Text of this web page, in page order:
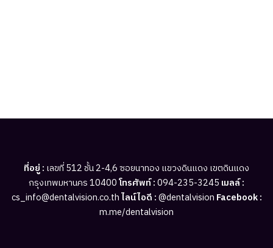
ที่อยู่ : เลขที่ 512 ชั้น 2-4,6 ซอยนาทอง แขวงดินแดง เขตดินแดง
กรุงเทพมหานคร 10400โทรศัพท์ :094-235-3245 เมลล์ :
cs_info@dentalvision.co.thไลน์ไอดี :@dentalvision Facebook :
m.me/dentalvision